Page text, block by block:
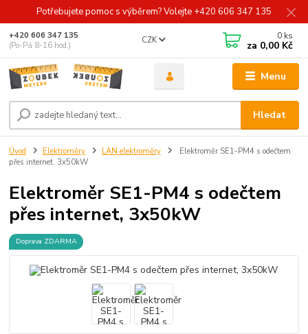
Potřebujete pomoc s výběrem? Volejte +420 606 347 135
Menu
CZK
Hledat
+420 606 347 135
(Po-Pá 8-16 hod.)
0 ks
za 0,00 Kč
Úvod Elektroměry LAN elektroměry
Elektroměr SE1-PM4 s odečtem
přes internet, 3x50kW
Elektroměr SE1-PM4 s odečtem
přes internet, 3x50kW
Doprava ZDARMA